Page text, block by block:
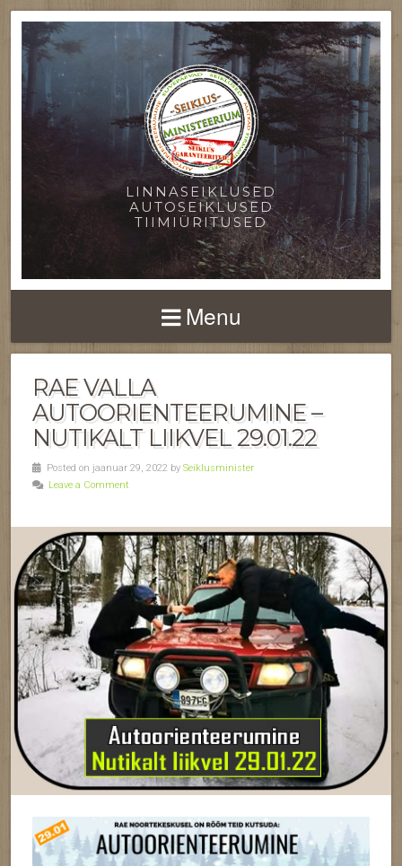
LINNASEIKLUSED
AUTOSEIKLUSED
TIIMIÜRITUSED
Menu
RAE VALLA
AUTOORIENTEERUMINE –
NUTIKALT LIIKVEL 29.01.22
Posted on jaanuar 29, 2022 by Seiklusminister
Leave a Comment